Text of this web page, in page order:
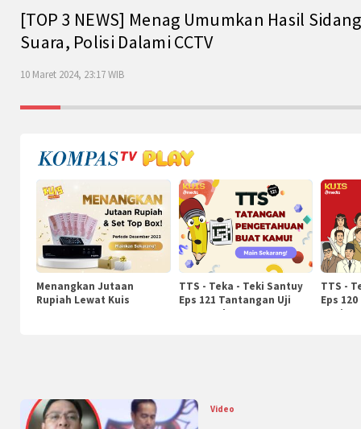
[TOP 3 NEWS] Menag Umumkan Hasil
Suara, Polisi Dalami CCTV
10 Maret 2024, 23:17 WIB
Menangkan Jutaan
Rupiah Lewat Kuis
TTS - Teka - Teki Santuy
Eps 121 Tantangan Uji
Pengetahuan
TTS -
Eps
Video